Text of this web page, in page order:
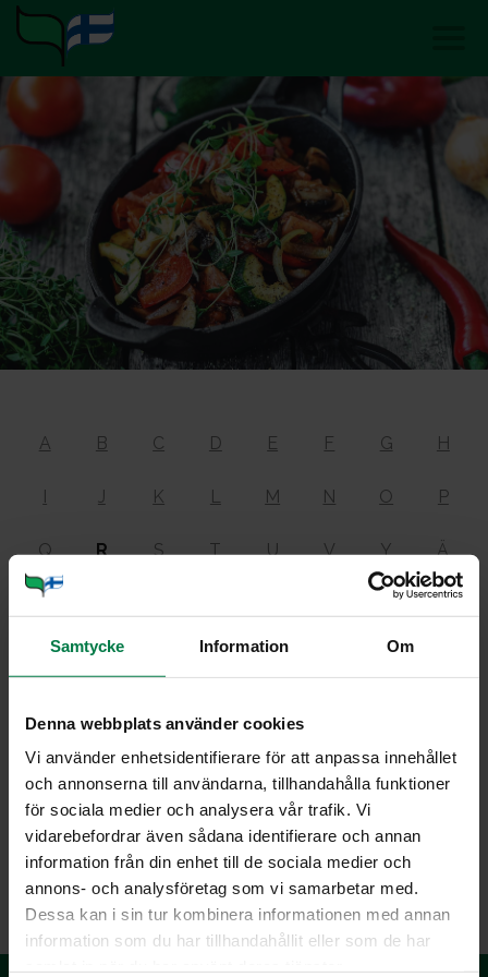
Samtycke Information Om
Denna webbplats använder cookies
Vi använder enhetsidentifierare för att anpassa innehållet
och annonserna till användarna, tillhandahålla funktioner
för sociala medier och analysera vår trafik. Vi
vidarebefordrar även sådana identifierare och annan
information från din enhet till de sociala medier och
annons- och analysföretag som vi samarbetar med.
Dessa kan i sin tur kombinera informationen med annan
information som du har tillhandahållit eller som de har
A B C D E F G H
I J K L M N O P
Q R S T U V Y Ä
Ö
on yksilön ruoakseen käyttämät ruoka-aineet ja ruoat
kokonaisuutena.
Katsoruoka-aineja ruoka